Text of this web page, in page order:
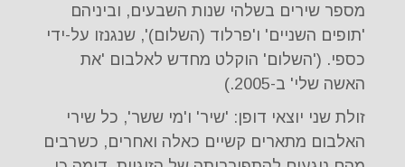
מספר שירים בשלהי שנות השבעים, וביניהם
'תופים השניים' ו'פרלוד (השלום)', שנגנזו על-ידי
כספי. ('השלום' הוקלט מחדש לאלבום 'את
האשה שלי' ב-2005.)
זולת שני יוצאי דופן: 'שיר' ו'מי ששר', כל שירי
האלבום מתארים קשיים כאלה ואחרים, כשרבים